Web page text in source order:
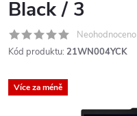
Black / 3
Neohodnoceno
Kód produktu: 21WN004YCK
Více za méně